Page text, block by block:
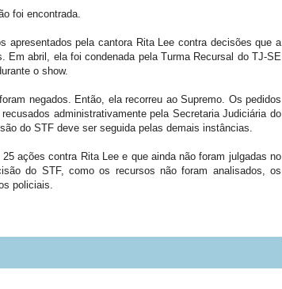
foi encontrada.
apresentados pela cantora Rita Lee contra decisões que a
Em abril, ela foi condenada pela Turma Recursal do TJ-SE
o show.
negados. Então, ela recorreu ao Supremo. Os pedidos
administrativamente pela Secretaria Judiciária do
do STF deve ser seguida pelas demais instâncias.
ações contra Rita Lee e que ainda não foram julgadas no
do STF, como os recursos não foram analisados, os
policiais.